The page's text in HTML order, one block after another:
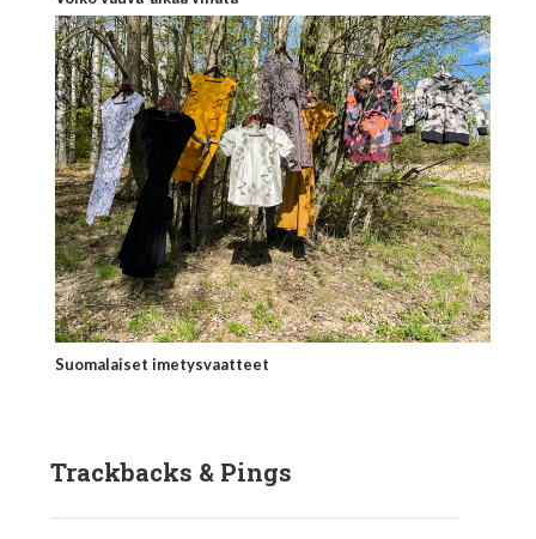
Suomalaiset imetysvaatteet
Trackbacks & Pings